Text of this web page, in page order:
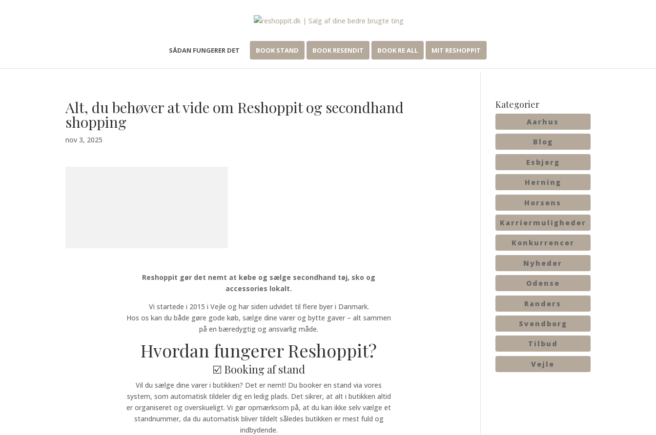
SÅDAN FUNGERER DET BOOK STAND BOOK RESENDIT BOOK RE ALL MIT RESHOPPIT
Alt, du behøver at vide om Reshoppit og secondhand
shopping
nov 3, 2025
Reshoppit gør det nemt at købe og sælge secondhand tøj, sko og
accessories lokalt.
Vi startede i 2015 i Vejle og har siden udvidet til flere byer i Danmark.
Hos os kan du både gøre gode køb, sælge dine varer og bytte gaver – alt sammen
på en bæredygtig og ansvarlig måde.
Hvordan fungerer Reshoppit?
☑️ Booking af stand
Vil du sælge dine varer i butikken? Det er nemt! Du booker en stand via vores
system, som automatisk tildeler dig en ledig plads. Det sikrer, at alt i butikken altid
er organiseret og overskueligt. Vi gør opmærksom på, at du kan ikke selv vælge et
standnummer, da du automatisk bliver tildelt således butikken er mest fuld og
indbydende.
Kategorier
Aarhus
Blog
Esbjerg
Herning
Horsens
Karriermuligheder
Konkurrencer
Nyheder
Odense
Randers
Svendborg
Tilbud
Vejle